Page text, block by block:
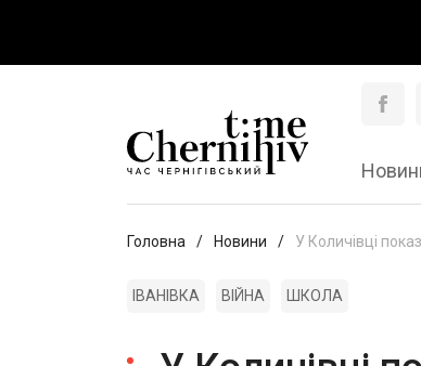
Головна Новини У Количівці
ІВАНІВКА ВІЙНА ШКОЛА